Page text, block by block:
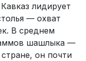
лидирует
— охват
В среднем
шашлыка —
он почти